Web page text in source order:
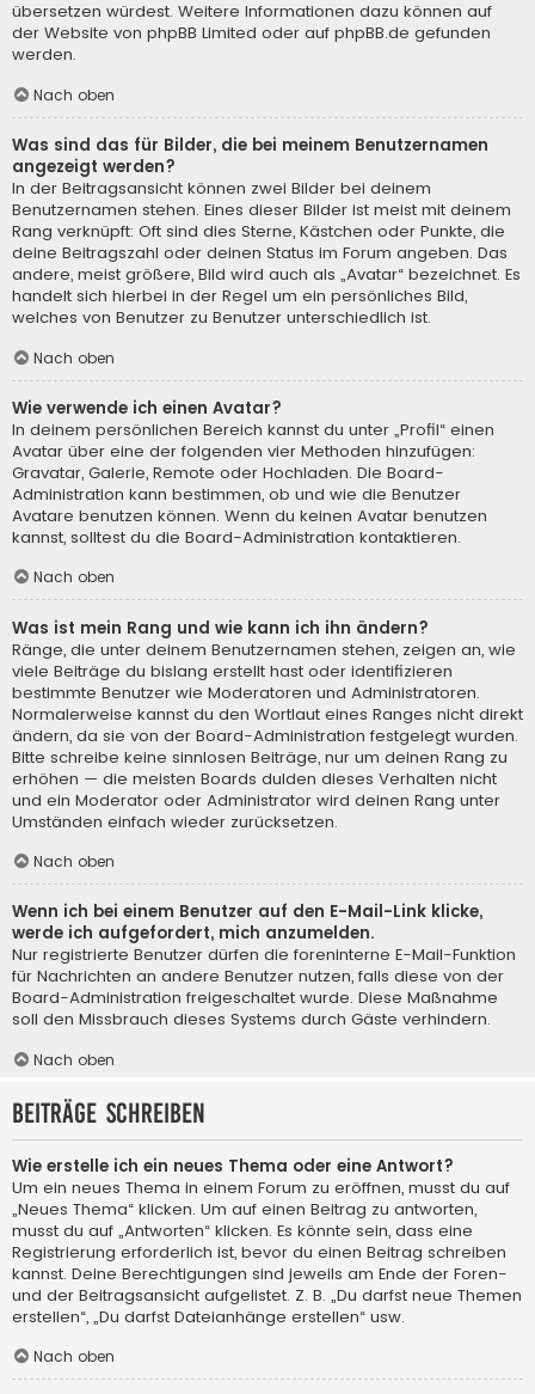
übersetzen würdest. Weitere Informationen dazu können auf
der Website von phpBB Limited oder auf phpBB.de gefunden
werden.
Nach oben
Was sind das für Bilder, die bei meinem Benutzernamen
angezeigt werden?
In der Beitragsansicht können zwei Bilder bei deinem
Benutzernamen stehen. Eines dieser Bilder ist meist mit deinem
Rang verknüpft: Oft sind dies Sterne, Kästchen oder Punkte, die
deine Beitragszahl oder deinen Status im Forum angeben. Das
andere, meist größere, Bild wird auch als „Avatar“ bezeichnet. Es
handelt sich hierbei in der Regel um ein persönliches Bild,
welches von Benutzer zu Benutzer unterschiedlich ist.
Nach oben
Wie verwende ich einen Avatar?
In deinem persönlichen Bereich kannst du unter „Profil“ einen
Avatar über eine der folgenden vier Methoden hinzufügen:
Gravatar, Galerie, Remote oder Hochladen. Die Board-
Administration kann bestimmen, ob und wie die Benutzer
Avatare benutzen können. Wenn du keinen Avatar benutzen
kannst, solltest du die Board-Administration kontaktieren.
Nach oben
Was ist mein Rang und wie kann ich ihn ändern?
Ränge, die unter deinem Benutzernamen stehen, zeigen an, wie
viele Beiträge du bislang erstellt hast oder identifizieren
bestimmte Benutzer wie Moderatoren und Administratoren.
Normalerweise kannst du den Wortlaut eines Ranges nicht direkt
ändern, da sie von der Board-Administration festgelegt wurden.
Bitte schreibe keine sinnlosen Beiträge, nur um deinen Rang zu
erhöhen — die meisten Boards dulden dieses Verhalten nicht
und ein Moderator oder Administrator wird deinen Rang unter
Umständen einfach wieder zurücksetzen.
Nach oben
Wenn ich bei einem Benutzer auf den E-Mail-Link klicke,
werde ich aufgefordert, mich anzumelden.
Nur registrierte Benutzer dürfen die foreninterne E-Mail-Funktion
für Nachrichten an andere Benutzer nutzen, falls diese von der
Board-Administration freigeschaltet wurde. Diese Maßnahme
soll den Missbrauch dieses Systems durch Gäste verhindern.
Nach oben
Beiträge schreiben
Wie erstelle ich ein neues Thema oder eine Antwort?
Um ein neues Thema in einem Forum zu eröffnen, musst du auf
„Neues Thema“ klicken. Um auf einen Beitrag zu antworten,
musst du auf „Antworten“ klicken. Es könnte sein, dass eine
Registrierung erforderlich ist, bevor du einen Beitrag schreiben
kannst. Deine Berechtigungen sind jeweils am Ende der Foren-
und der Beitragsansicht aufgelistet. Z. B. „Du darfst neue Themen
erstellen“, „Du darfst Dateianhänge erstellen“ usw.
Nach oben